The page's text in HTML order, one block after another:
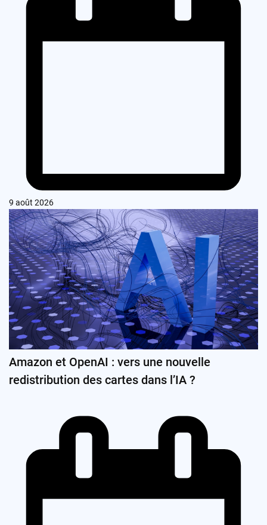
9 août 2026
Amazon et OpenAI : vers une nouvelle
redistribution des cartes dans l’IA ?